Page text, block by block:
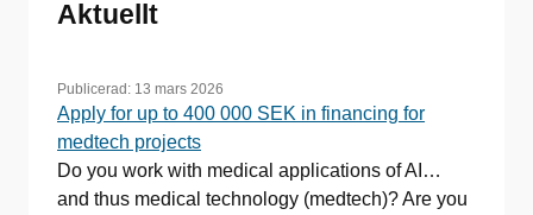
Aktuellt
Publicerad: 13 mars 2026
Apply for up to 400 000 SEK in financing for
medtech projects
Do you work with medical applications of AI…
and thus medical technology (medtech)? Are you